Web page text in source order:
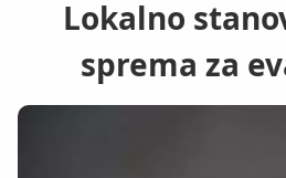
Lokalno
sprema za